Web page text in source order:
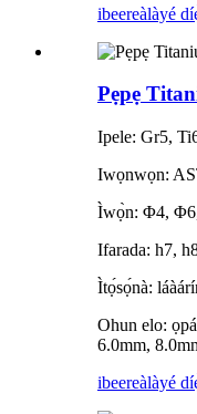
ibeereàlàyé
Pẹpẹ
Ipele: Gr5,
Iwọnwọn:
Ìwọ̀n: Φ4,
Ifarada: h7,
Ìtọ́sọ́nà:
Ohun elo:
6.0mm,
ibeereàlàyé